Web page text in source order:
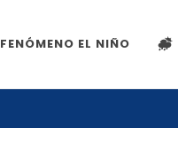
FENÓMENO EL NIÑO